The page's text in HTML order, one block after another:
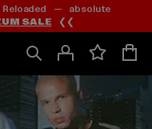
— absolute
SALE ❮❮